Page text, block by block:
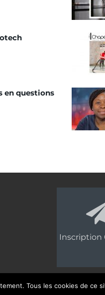
en questions
Inscription
Tous les cookies de